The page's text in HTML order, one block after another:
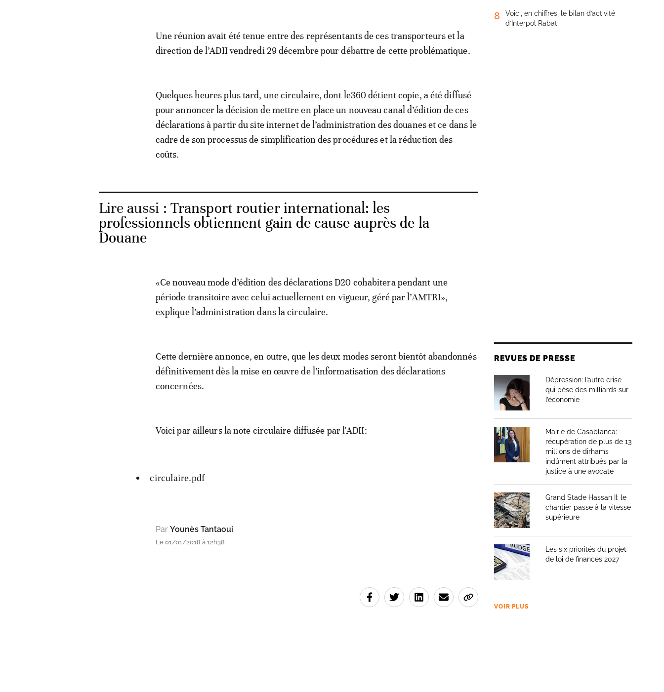
Une réunion avait été tenue entre des représentants de ces transporteurs et la
direction de l’ADII vendredi 29 décembre pour débattre de cette problématique.
Quelques heures plus tard, une circulaire, dont le360 détient copie, a été diffusé
pour annoncer la décision de mettre en place un nouveau canal d’édition de ces
déclarations à partir du site internet de l’administration des douanes et ce dans le
cadre de son processus de simplification des procédures et la réduction des
coûts.
Lire aussi : Transport routier international: les
professionnels obtiennent gain de cause auprès de la
Douane
«Ce nouveau mode d’édition des déclarations D20 cohabitera pendant une
période transitoire avec celui actuellement en vigueur, géré par l’AMTRI»,
explique l’administration dans la circulaire.
Cette dernière annonce, en outre, que les deux modes seront bientôt abandonnés
définitivement dès la mise en œuvre de l’informatisation des déclarations
concernées.
Voici par ailleurs la note circulaire diffusée par l'ADII:
circulaire.pdf
Par Younès Tantaoui
Le 01/01/2018 à 12h38
8
Voici, en chiffres, le bilan d’activité
d’Interpol Rabat
REVUES DE PRESSE
Dépression: l’autre crise
qui pèse des milliards sur
l’économie
Mairie de Casablanca:
récupération de plus de 13
millions de dirhams
indûment attribués par la
justice à une avocate
Grand Stade Hassan II: le
chantier passe à la vitesse
supérieure
Les six priorités du projet
de loi de finances 2027
VOIR PLUS